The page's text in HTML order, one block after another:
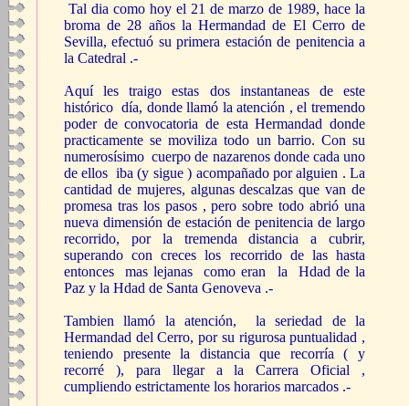
Tal dia como hoy el 21 de marzo de 1989, hace la
broma de 28 años la Hermandad de El Cerro de
Sevilla, efectuó su primera estación de penitencia a
la Catedral .-
Aquí les traigo estas dos instantaneas de este
histórico día, donde llamó la atención , el tremendo
poder de convocatoria de esta Hermandad donde
practicamente se moviliza todo un barrio. Con su
numerosísimo cuerpo de nazarenos donde cada uno
de ellos iba (y sigue ) acompañado por alguien . La
cantidad de mujeres, algunas descalzas que van de
promesa tras los pasos , pero sobre todo abrió una
nueva dimensión de estación de penitencia de largo
recorrido, por la tremenda distancia a cubrir,
superando con creces los recorrido de las hasta
entonces mas lejanas como eran la Hdad de la
Paz y la Hdad de Santa Genoveva .-
Tambien llamó la atención, la seriedad de la
Hermandad del Cerro, por su rigurosa puntualidad ,
teniendo presente la distancia que recorría ( y
recorré ), para llegar a la Carrera Oficial ,
cumpliendo estrictamente los horarios marcados .-